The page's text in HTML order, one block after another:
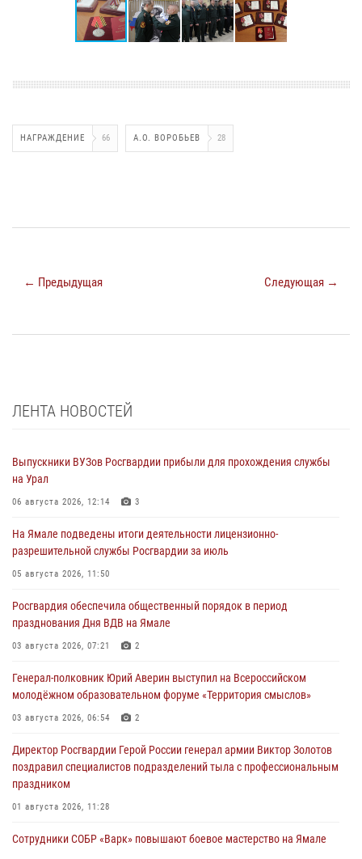
НАГРАЖДЕНИЕ 66 А.О. ВОРОБЬЕВ 28
← Предыдущая Следующая →
ЛЕНТА НОВОСТЕЙ
Выпускники ВУЗов Росгвардии прибыли для прохождения службы
на Урал
06 августа 2026, 12:14 3
На Ямале подведены итоги деятельности лицензионно-
разрешительной службы Росгвардии за июль
05 августа 2026, 11:50
Росгвардия обеспечила общественный порядок в период
празднования Дня ВДВ на Ямале
03 августа 2026, 07:21 2
Генерал-полковник Юрий Аверин выступил на Всероссийском
молодёжном образовательном форуме «Территория смыслов»
03 августа 2026, 06:54 2
Директор Росгвардии Герой России генерал армии Виктор Золотов
поздравил специалистов подразделений тыла с профессиональным
праздником
01 августа 2026, 11:28
Сотрудники СОБР «Варк» повышают боевое мастерство на Ямале